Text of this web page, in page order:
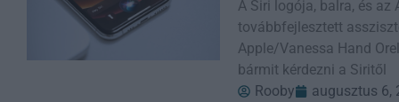
A Siri logója, balra, és az
továbbfejlesztett
Apple/Vanessa Hand
bármit kérdezni a Siritől
Rooby
augusztus 6,